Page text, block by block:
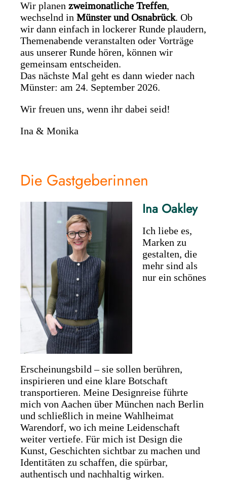
Wir planen zweimonatliche Treffen,
wechselnd in Münster und Osnabrück. Ob
wir dann einfach in lockerer Runde plaudern,
Themenabende veranstalten oder Vorträge
aus unserer Runde hören, können wir
gemeinsam entscheiden.
Das nächste Mal geht es dann wieder nach
Münster: am 24. September 2026.
Wir freuen uns, wenn ihr dabei seid!
Ina & Monika
Die Gastgeberinnen
Ina Oakley
Ich liebe es,
Marken zu
gestalten, die
mehr sind als
nur ein schönes
Erscheinungsbild – sie sollen berühren,
inspirieren und eine klare Botschaft
transportieren. Meine Designreise führte
mich von Aachen über München nach Berlin
und schließlich in meine Wahlheimat
Warendorf, wo ich meine Leidenschaft
weiter vertiefe. Für mich ist Design die
Kunst, Geschichten sichtbar zu machen und
Identitäten zu schaffen, die spürbar,
authentisch und nachhaltig wirken.